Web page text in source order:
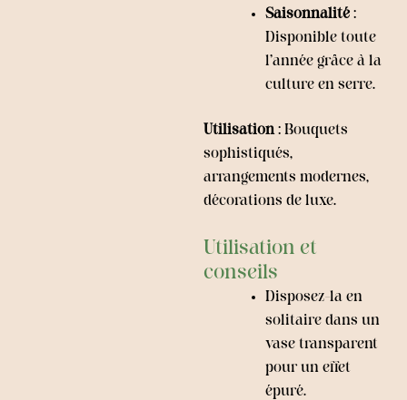
Saisonnalité :
Disponible toute
l’année grâce à la
culture en serre.
Utilisation: Bouquets
sophistiqués,
arrangements modernes,
décorations de luxe.
Utilisation et
conseils
Disposez-la en
solitaire dans un
vase transparent
pour un effet
épuré.